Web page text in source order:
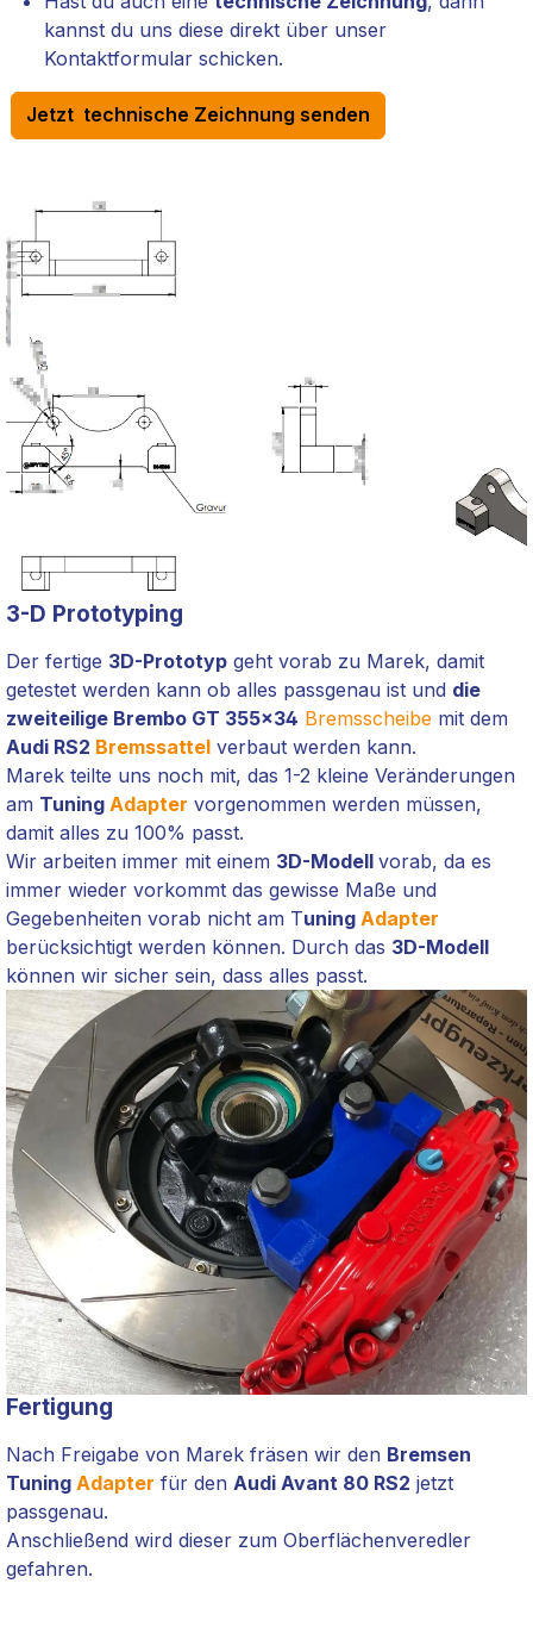
kannst du uns diese direkt über unser
Kontaktformular schicken.
Jetzt technische Zeichnung senden
3-D Prototyping
Der fertige 3D-Prototyp geht vorab zu Marek, damit
getestet werden kann ob alles passgenau ist und die
zweiteilige Brembo GT 355x34 Bremsscheibe mit dem
Audi RS2 Bremssattel verbaut werden kann.
Marek teilte uns noch mit, das 1-2 kleine Veränderungen
am Tuning Adapter vorgenommen werden müssen,
damit alles zu 100% passt.
Wir arbeiten immer mit einem 3D-Modell vorab, da es
immer wieder vorkommt das gewisse Maße und
Gegebenheiten vorab nicht am Tuning Adapter
berücksichtigt werden können. Durch das 3D-Modell
können wir sicher sein, dass alles passt.
Fertigung
Nach Freigabe von Marek fräsen wir den Bremsen
Tuning Adapter für den Audi Avant 80 RS2 jetzt
passgenau.
Anschließend wird dieser zum Oberflächenveredler
gefahren.